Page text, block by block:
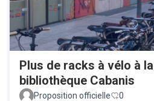
Plus de racks à vélo à la
bibliothèque Cabanis
Proposition officielle 0